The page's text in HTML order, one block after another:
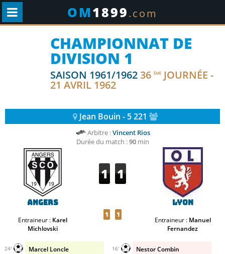
OM1899.com
CHAMPIONNAT DE
DIVISION 1
SAISON 1961/196236 ÈME JOURNÉE -
21 AVRIL 1962
Jean Bouin - 5 221
Arbitre :Vincent Rios
Durée du match :90min
Angers
Entraineur : Karel
Michlovski
1 1
1 1
Lyon
Entraineur : Manuel
Fernandez
Marcel Loncle
24' Nestor Combin
16'